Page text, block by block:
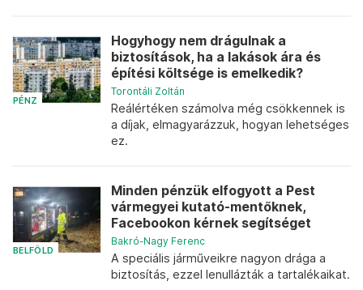
PÉNZ
Hogyhogy nem drágulnak a
biztosítások, ha a lakások ára és
építési költsége is emelkedik?
Torontáli Zoltán
Reálértéken számolva még csökkennek is
a díjak, elmagyarázzuk, hogyan lehetséges
ez.
BELFÖLD
Minden pénzük elfogyott a Pest
vármegyei kutató-mentőknek,
Facebookon kérnek segítséget
Bakró-Nagy Ferenc
A speciális járműveikre nagyon drága a
biztosítás, ezzel lenullázták a tartalékaikat.